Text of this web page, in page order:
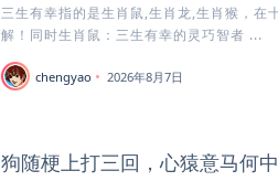
三生有幸指的是生肖鼠,生肖龙,生肖猴，在
解！同时生肖鼠：三生有幸的灵巧智者 ...
chengyao 2026年8月7日
狗随梗上打三回，心猿意马何